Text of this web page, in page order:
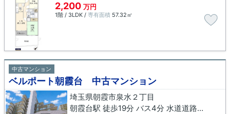
2,200 万円
1階 / 3LDK / 専有面積 57.32㎡
中古マンション
ベルポート朝霞台 中古マンション
埼玉県朝霞市泉水２丁目
朝霞台駅 徒歩19分 バス4分 水道道路入口下車 徒歩4分